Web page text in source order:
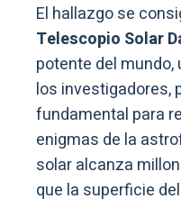
El hallazgo se
Telescopio Solar
potente del mundo,
los investigadores,
fundamental para
enigmas de la
solar alcanza
que la superficie